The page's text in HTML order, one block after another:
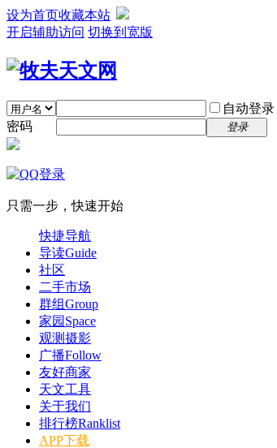
设为首页收藏本站
开启辅助访问 切换到宽版
自动登录
密码
登录
只需一步，快速开始
快捷导航
导读Guide
社区
二手市场
群组Group
家园 Space
观测摄影
广播Follow
友好商家
天文工具
关于我们
排行榜Ranklist
APP下载